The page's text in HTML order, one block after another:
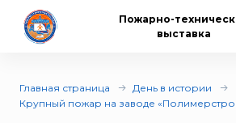
Пожарно-
выставка
Главная страница
День в истории
Крупный пожар на заводе